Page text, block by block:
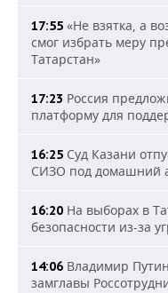
17:55 «Не взятка, а
смог избрать меру
Татарстан»
17:23 Россия
платформу для
16:25 Суд Казани
СИЗО под домашний
16:20 На выборах в
безопасности из-за
14:06 Владимир
замглавы